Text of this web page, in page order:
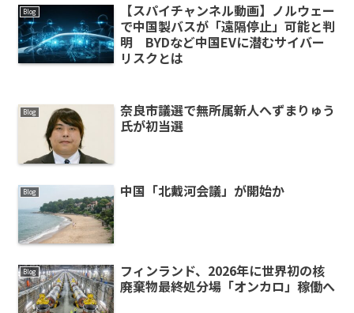
Blog
【スパイチャンネル動画】ノルウェー
で中国製バスが「遠隔停止」可能と判
明 BYDなど中国EVに潜むサイバー
リスクとは
Blog
奈良市議選で無所属新人へずまりゅう
氏が初当選
Blog 中国「北戴河会議」が開始か
Blog
フィンランド、2026年に世界初の核
廃棄物最終処分場「オンカロ」稼働へ